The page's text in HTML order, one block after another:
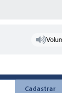
Cadastrar